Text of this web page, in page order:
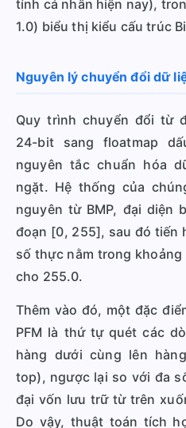
tính cá nhân hiện nay),
1.0) biểu thị kiểu cấu trúc
Nguyên lý chuyển đổi dữ
Quy trình chuyển đổi từ
24-bit sang floatmap
nguyên tắc chuẩn hóa
ngặt. Hệ thống của
nguyên từ BMP, đại diện
đoạn [0, 255], sau đó tiến
số thực nằm trong
cho 255.0.
Thêm vào đó, một đặc
PFM là thứ tự quét các
hàng dưới cùng lên
top), ngược lại so với đa
đại vốn lưu trữ từ trên
Do vậy, thuật toán tích